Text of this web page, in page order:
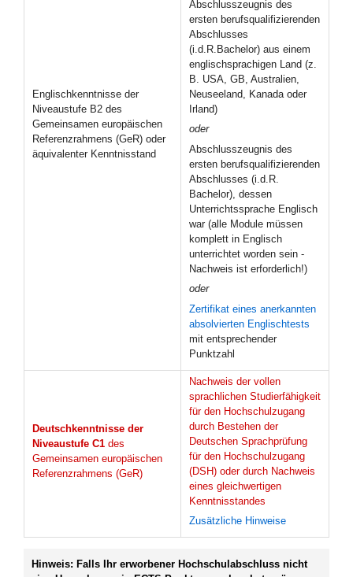
Englischkenntnisse der
Niveaustufe B2 des
Gemeinsamen europäischen
Referenzrahmens (GeR) oder
äquivalenter Kenntnisstand
Abschlusszeugnis des
ersten berufsqualifizierenden
Abschlusses
(i.d.R.Bachelor) aus einem
englischsprachigen Land (z.
B. USA, GB, Australien,
Neuseeland, Kanada oder
Irland)
oder
Abschlusszeugnis des
ersten berufsqualifizierenden
Abschlusses (i.d.R.
Bachelor), dessen
Unterrichtssprache Englisch
war (alle Module müssen
komplett in Englisch
unterrichtet worden sein -
Nachweis ist erforderlich!)
oder
Zertifikat eines anerkannten
absolvierten Englischtests
mit entsprechender
Punktzahl
Deutschkenntnisse der
Niveaustufe C1 des
Gemeinsamen europäischen
Referenzrahmens (GeR)
Nachweis der vollen
sprachlichen Studierfähigkeit
für den Hochschulzugang
durch Bestehen der
Deutschen Sprachprüfung
für den Hochschulzugang
(DSH) oder durch Nachweis
eines gleichwertigen
Kenntnisstandes
Zusätzliche Hinweise
Hinweis: Falls Ihr erworbener Hochschulabschluss nicht